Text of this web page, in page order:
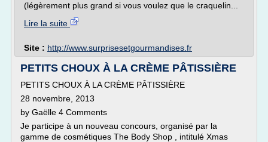
(légèrement plus grand si vous voulez que le craquelin...
Lire la suite
Site : http://www.surprisesetgourmandises.fr
PETITS CHOUX À LA CRÈME PÂTISSIÈRE
PETITS CHOUX À LA CRÈME PÂTISSIÈRE
28 novembre, 2013
by Gaëlle 4 Comments
Je participe à un nouveau concours, organisé par la
gamme de cosmétiques The Body Shop , intitulé Xmas